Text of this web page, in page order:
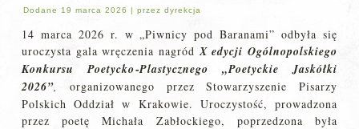
Dodane 19 marca 2026 |przez dyrekcja
14 marca 2026 r. w „Piwnicy pod Baranami” odbyła się
uroczysta gala wręczenia nagródX edycji Ogólnopolskiego
Konkursu Poetycko‑Plastycznego „Poetyckie Jaskółki
2026”,
organizowanego przez Stowarzyszenie Pisarzy
Polskich Oddział w Krakowie. Uroczystość, prowadzona
przez poetę Michała Zabłockiego, poprzedzona była